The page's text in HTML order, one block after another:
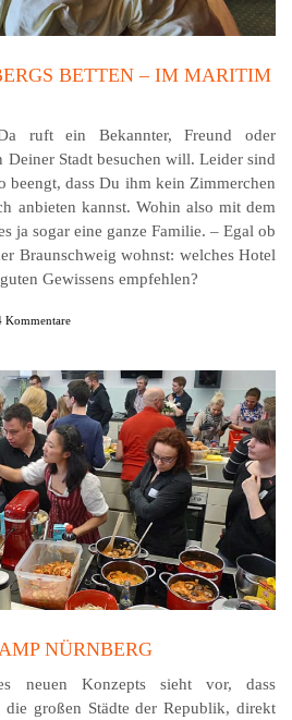
BETTEN – IM MARITIM
ruft ein Bekannter, Freund oder
Deiner Stadt besuchen will. Leider sind
beengt, dass Du ihm kein Zimmerchen
anbieten kannst. Wohin also mit dem
ja sogar eine ganze Familie. – Egal ob
Braunschweig wohnst: welches Hotel
Gewissens empfehlen?
Kommentare
NÜRNBERG
neuen Konzepts sieht vor, dass
großen Städte der Republik, direkt